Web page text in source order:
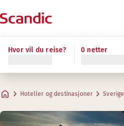
Hvor vil du reise? 0 netter
Hoteller og destinasjoner Sverige